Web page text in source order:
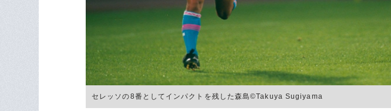
セレッソの8番としてインパクトを残した森島©Takuya Sugiyama